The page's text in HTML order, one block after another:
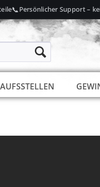
📞Persönlicher Support –